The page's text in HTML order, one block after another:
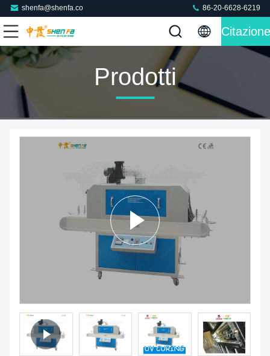
shenfa@shenfa.co 86-20-6628-6219
Citazione
Prodotti